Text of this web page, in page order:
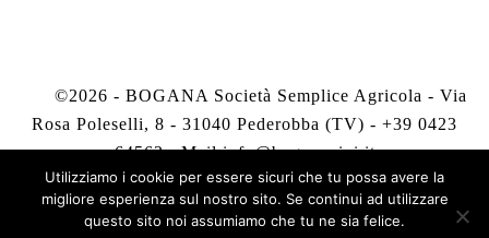
©2026 - BOGANA Società Semplice Agricola - Via
Rosa Poleselli, 8 - 31040 Pederobba (TV) - +39 0423
64563 - Mailinfo@boganavini.it
Privacy Policy-Cookie Policy
Utilizziamo i cookie per essere sicuri che tu possa avere la
migliore esperienza sul nostro sito. Se continui ad utilizzare
questo sito noi assumiamo che tu ne sia felice.